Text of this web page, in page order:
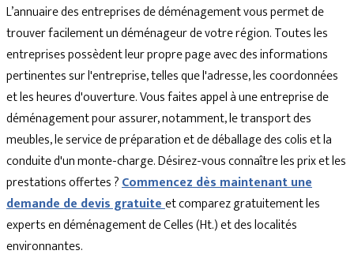
L’annuaire des entreprises de déménagement vous permet de
trouver facilement un déménageur de votre région. Toutes les
entreprises possèdent leur propre page avec des informations
pertinentes sur l'entreprise, telles que l'adresse, les coordonnées
et les heures d'ouverture. Vous faites appel à une entreprise de
déménagement pour assurer, notamment, le transport des
meubles, le service de préparation et de déballage des colis et la
conduite d'un monte-charge. Désirez-vous connaître les prix et les
prestations offertes ?Commencez dès maintenant une
demande de devis gratuiteet comparez gratuitement les
experts en déménagement de Celles (Ht.) et des localités
environnantes.